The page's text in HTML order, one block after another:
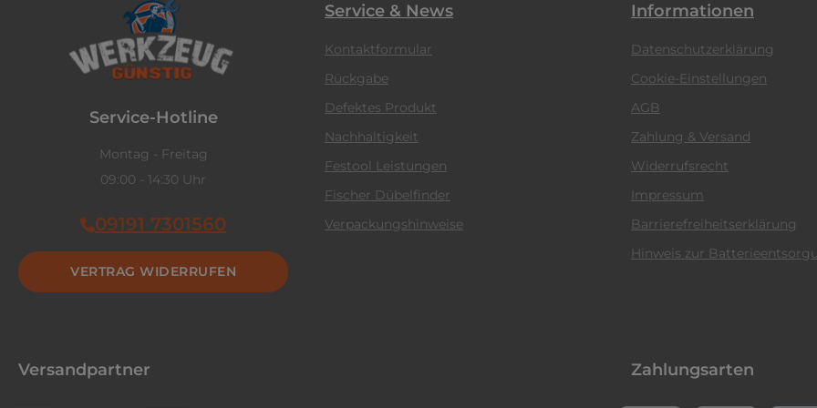
Service-Hotline
Montag - Freitag
09:00 - 14:30 Uhr
09191 7301560
VERTRAG WIDERRUFEN
Service & News
Kontaktformular
Rückgabe
Defektes Produkt
Nachhaltigkeit
Festool Leistungen
Fischer Dübelfinder
Verpackungshinweise
Informationen
Datenschutzerklärung
Cookie-Einstellungen
AGB
Zahlung & Versand
Widerrufsrecht
Impressum
Barrierefreiheitserklärung
Hinweis zur
Versandpartner Zahlungsarten